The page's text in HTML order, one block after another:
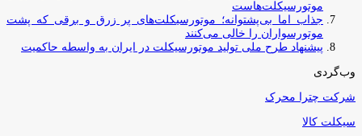
موتورسیکلت‌هاست
جذاب اما بی‌پشتوانه؛ موتورسیکلت‌های پر زرق‌ و برقی که پشت
موتورسواران را خالی می‌کنند
پیشنهاد طرح ملی تولید موتورسیکلت در ایران به واسطه حاکمیت
وب‌گردی
شرکت چترا محرک
سیکلت کالا